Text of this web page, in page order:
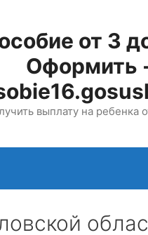
от 3
Оформить
выплату на ребенка